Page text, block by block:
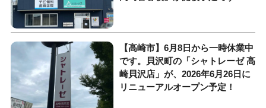
【高崎市】6月8日から一時休業中
です。貝沢町の「シャトレーゼ 高
崎貝沢店」が、2026年6月26日に
リニューアルオープン予定！